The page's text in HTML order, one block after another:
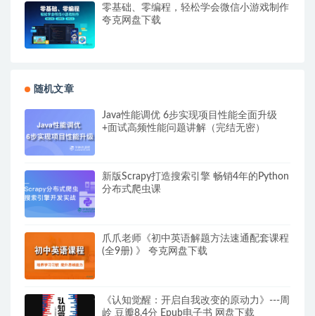
零基础、零编程，轻松学会微信小游戏制作
夸克网盘下载
随机文章
Java性能调优 6步实现项目性能全面升级
+面试高频性能问题讲解（完结无密）
新版Scrapy打造搜索引擎 畅销4年的Python
分布式爬虫课
爪爪老师《初中英语解题方法速通配套课程
(全9册) 》 夸克网盘下载
《认知觉醒：开启自我改变的原动力》---周
岭 豆瓣8.4分 Epub电子书 网盘下载